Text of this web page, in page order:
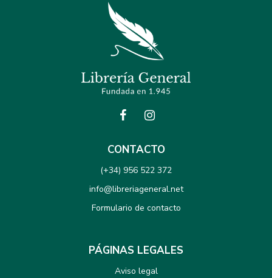
CONTACTO
(+34) 956 522 372
info@libreriageneral.net
Formulario de contacto
PÁGINAS LEGALES
Aviso legal